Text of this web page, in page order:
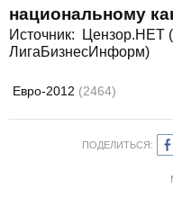
национальному
Источник:
Цензор.НЕТ
ЛигаБизнесИнформ)
Евро-2012 (2464)
ПОДЕЛИТЬСЯ: